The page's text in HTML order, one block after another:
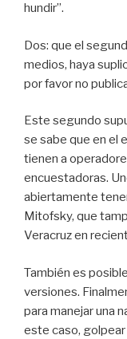
hundir”.
Dos: que el
medios, haya
por favor no
Este segundo
se sabe que en el
tienen a
encuestadoras.
abiertamente
Mitofsky, que
Veracruz en
También es
versiones.
para manejar una
este caso,